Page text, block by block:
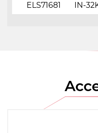
ELS71681 IN-